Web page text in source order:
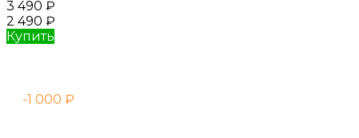
3 490 ₽
2 490 ₽
Купить
-1 000 ₽